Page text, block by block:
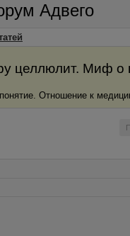
Адвего
целлюлит. Миф о
Отношение к